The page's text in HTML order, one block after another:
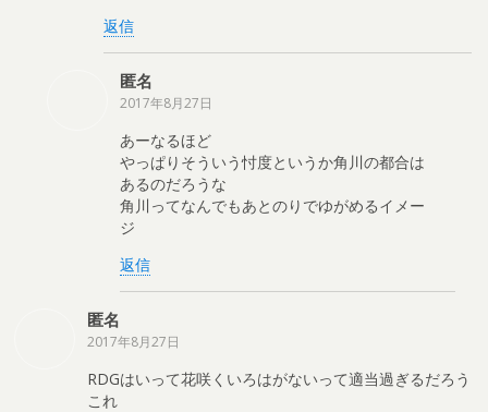
返信
匿名
2017年8月27日
あーなるほど
やっぱりそういう忖度というか角川の都合は
あるのだろうな
角川ってなんでもあとのりでゆがめるイメー
ジ
返信
匿名
2017年8月27日
RDGはいって花咲くいろはがないって適当過ぎるだろう
これ